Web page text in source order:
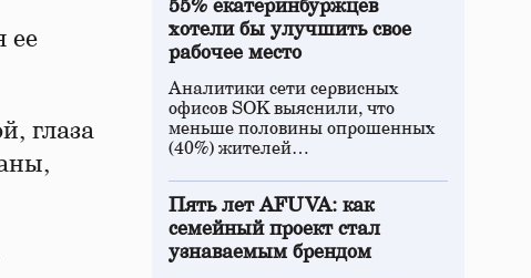
ее
глаза
55% екатеринбуржцев
хотели бы улучшить свое
рабочее место
Аналитики сети сервисных
офисов SOK выяснили, что
меньше половины опрошенных
(40%) жителей…
Пять лет AFUVA: как
семейный проект стал
узнаваемым брендом